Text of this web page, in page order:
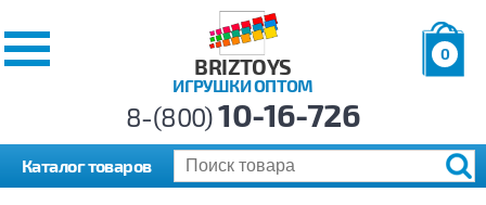
BRIZTOYS
ИГРУШКИ ОПТОМ
0
р.
8-(800)10-16-726
Каталог товаров